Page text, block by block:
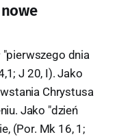
dnia
J 20, I). Jako
Chrystusa
Jako "dzień
(Por. Mk 16, 1;